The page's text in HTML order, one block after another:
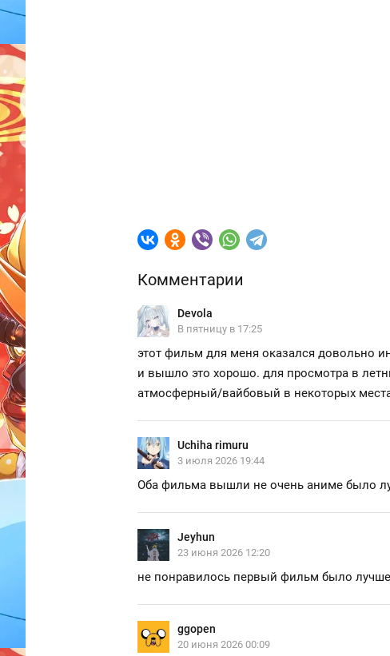
Комментарии
Devola
В пятницу в 17:25
этот фильм для меня оказался довольно
и вышло это хорошо. для просмотра в
атмосферный/вайбовый в некоторых
Uchiha rimuru
3 июля 2026 19:44
Оба фильма вышли не очень аниме было
Jeyhun
23 июня 2026 12:20
не понравилось первый фильм было
ggopen
20 июня 2026 00:09